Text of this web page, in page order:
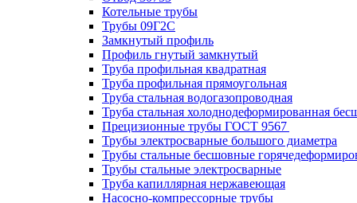
Котельные трубы
Трубы 09Г2С
Замкнутый профиль
Профиль гнутый замкнутый
Труба профильная квадратная
Труба профильная прямоугольная
Труба стальная водогазопроводная
Труба стальная холоднодеформированная
Прецизионные трубы ГОСТ 9567
Трубы электросварные большого диаметра
Трубы стальные бесшовные
Трубы стальные электросварные
Труба капиллярная нержавеющая
Насосно-компрессорные трубы